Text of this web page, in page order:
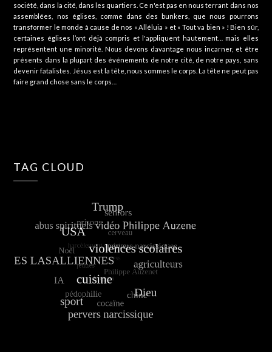
société, dans la cité, dans les quartiers. Ce n'est pas en nous terrant dans nos
assemblées, nos églises, comme dans des bunkers, que nous pourrons
transformer le monde à cause de nos « Alléluia » et « Tout va bien » ! Bien sûr,
certaines églises l’ont déjà compris et l'appliquent hautement… mais elles
représentent une minorité. Nous devons davantage nous incarner, et être
présents dans la plupart des événements de notre cité, de notre pays, sans
devenir fatalistes. Jésus est la tête, nous sommes le corps. La tête ne peut pas
faire grand chose sans le corps…
TAG CLOUD